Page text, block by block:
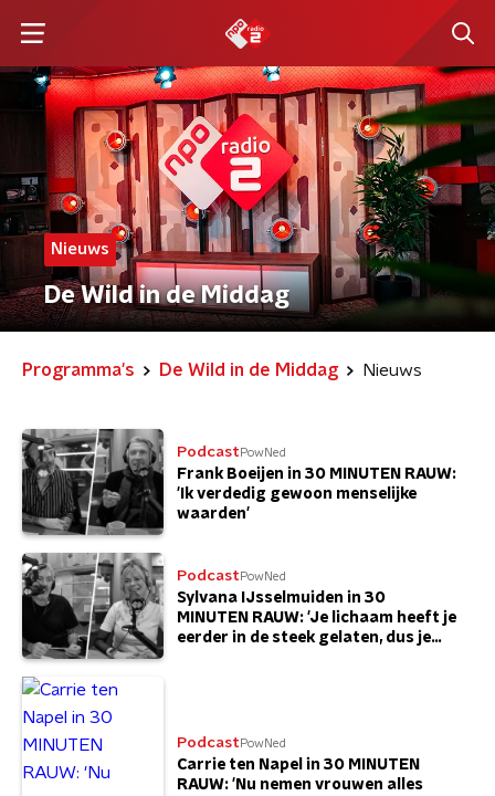
Nieuws
De Wild in de Middag
Programma's De Wild in de Middag Nieuws
Podcast PowNed
Frank Boeijen in 30 MINUTEN RAUW:
'Ik verdedig gewoon menselijke
waarden'
Podcast PowNed
Sylvana IJsselmuiden in 30
MINUTEN RAUW: 'Je lichaam heeft je
eerder in de steek gelaten, dus je
PodcastPowNed
Carrie ten Napel in 30 MINUTEN
RAUW: 'Nu nemen vrouwen alles